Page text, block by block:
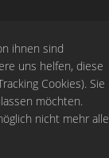
ihnen sind
uns helfen, diese
Cookies). Sie
möchten.
nicht mehr alle